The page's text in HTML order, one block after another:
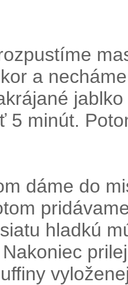
a
5 minút.
dáme do
hladkú